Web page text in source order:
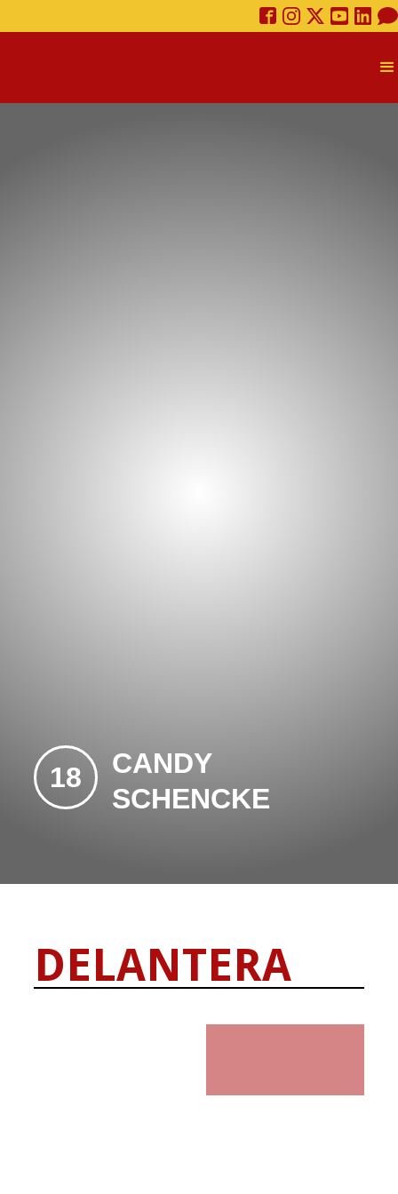
18
CANDY
SCHENCKE
DELANTERA